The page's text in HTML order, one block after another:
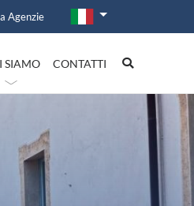
Agenzie
SIAMO CONTATTI